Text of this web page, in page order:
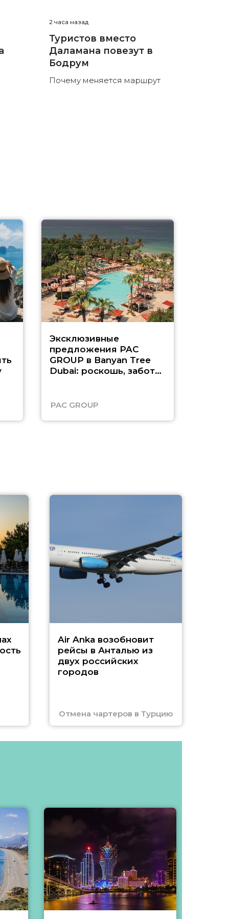
2 часа назад
Туристов вместо
Даламана повезут в
Бодрум
Почему меняется маршрут
Эксклюзивные
предложения PAC
GROUP в Banyan Tree
Dubai: роскошь, забота
PAC GROUP
Air Anka возобновит
рейсы в Анталью из
двух российских
городов
Отмена чартеров в Турцию